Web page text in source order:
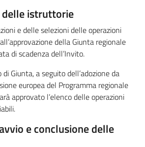
delle istruttorie
e delle selezioni delle operazioni
della Giunta regionale
di scadenza dell’Invito.
Giunta, a seguito dell’adozione da
europea del Programma regionale
approvato l’elenco delle operazioni
e conclusione delle